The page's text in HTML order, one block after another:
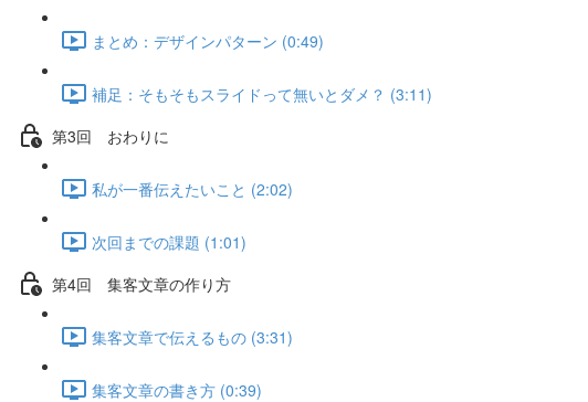
まとめ：デザインパターン (0:49)
補足：そもそもスライドって無いとダメ？ (3:11)
第3回 おわりに
私が一番伝えたいこと (2:02)
次回までの課題 (1:01)
第4回 集客文章の作り方
集客文章で伝えるもの (3:31)
集客文章の書き方 (0:39)